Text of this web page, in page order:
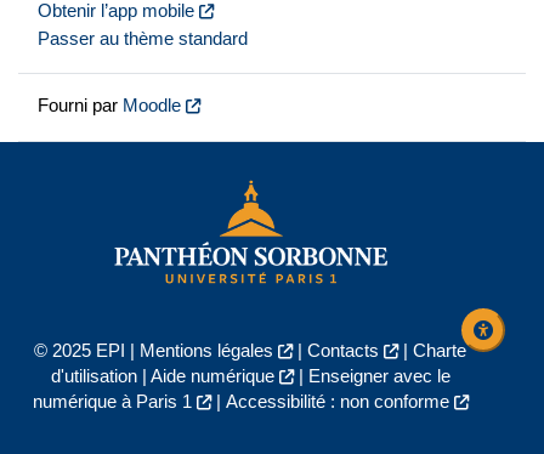
Obtenir l’app mobile
Passer au thème standard
Fourni par Moodle
© 2025 EPI | Mentions légales | Contacts | Charte
d'utilisation| Aide numérique |
Enseigner avec le
numérique à Paris 1
| Accessibilité : non conforme